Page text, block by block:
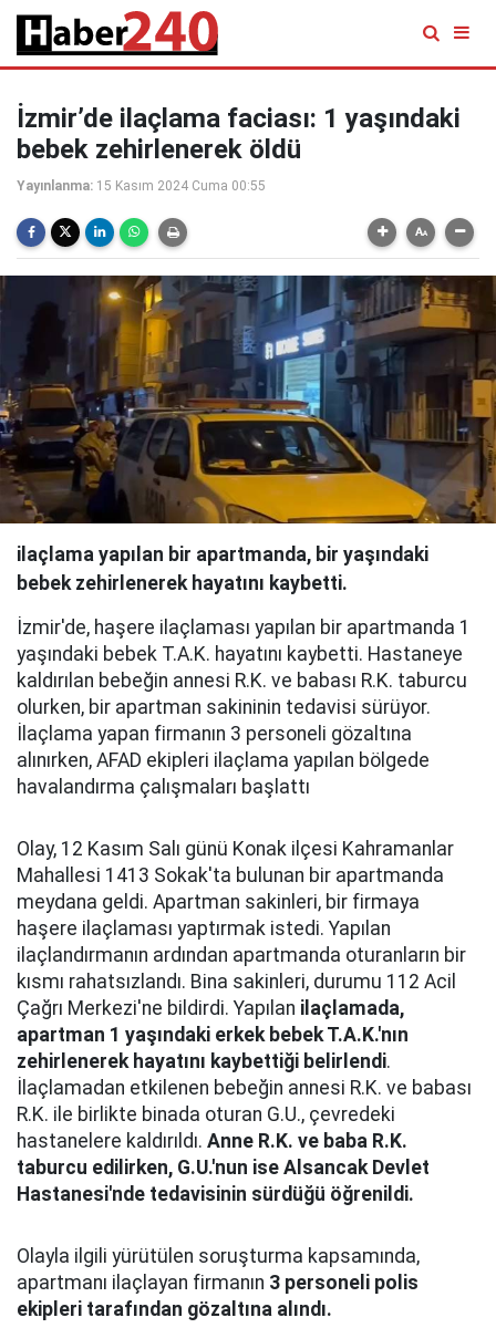
İzmir’de ilaçlama faciası: 1 yaşındaki
bebek zehirlenerek öldü
Yayınlanma: 15 Kasım 2024 Cuma 00:55
ilaçlama yapılan bir apartmanda, bir yaşındaki
bebek zehirlenerek hayatını kaybetti.
İzmi̇r'de, haşere ilaçlaması yapılan bir apartmanda 1
yaşındaki bebek T.A.K. hayatını kaybetti. Hastaneye
kaldırılan bebeğin annesi R.K. ve babası R.K. taburcu
olurken, bir apartman sakininin tedavisi sürüyor.
İlaçlama yapan firmanın 3 personeli gözaltına
alınırken, AFAD ekipleri ilaçlama yapılan bölgede
havalandırma çalışmaları başlattı
Olay, 12 Kasım Salı günü Konak ilçesi Kahramanlar
Mahallesi 1413 Sokak'ta bulunan bir apartmanda
meydana geldi. Apartman sakinleri, bir firmaya
haşere ilaçlaması yaptırmak istedi. Yapılan
ilaçlandırmanın ardından apartmanda oturanların bir
kısmı rahatsızlandı. Bina sakinleri, durumu 112 Acil
Çağrı Merkezi'ne bildirdi. Yapılan ilaçlamada,
apartman 1 yaşındaki erkek bebek T.A.K.'nın
zehirlenerek hayatını kaybettiği belirlendi.
İlaçlamadan etkilenen bebeğin annesi R.K. ve babası
R.K. ile birlikte binada oturan G.U., çevredeki
hastanelere kaldırıldı. Anne R.K. ve baba R.K.
taburcu edilirken, G.U.'nun ise Alsancak Devlet
Hastanesi'nde tedavisinin sürdüğü öğrenildi.
Olayla ilgili yürütülen soruşturma kapsamında,
apartmanı ilaçlayan firmanın 3 personeli polis
ekipleri tarafından gözaltına alındı.